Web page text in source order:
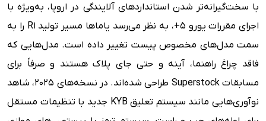
با سخت‌گیرانه‌تر شدن استانداردهای آلایندگی در اروپا، به‌ویژه با
اجرای مقررات یورو ۵+، به نظر می‌رسد یاماها مسیر تولید R1 را به
سمت مدل‌های مخصوص پیست تغییر داده است. مدل‌هایی که
فاقد چراغ راهنما، آینه و حتی جای پلاک هستند و صرفاً برای
مسابقات Superstock طراحی شده‌اند. در نسخه‌های ۲۰۲۵، شاهد
نوآوری‌هایی مانند سیستم تعلیق KYB جدید با تنظیمات مستقل